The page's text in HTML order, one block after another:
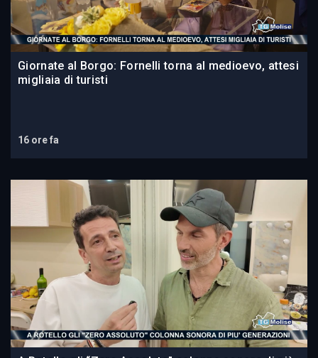
Giornate al Borgo: Fornelli torna al medioevo, attesi
migliaia di turisti
16 ore fa